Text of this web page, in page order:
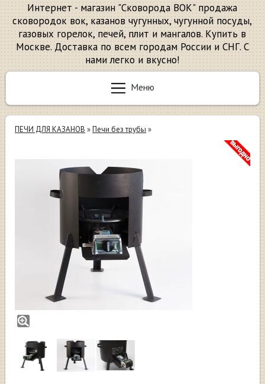
Интернет - магазин "Сковорода ВОК" продажа
сковородок вок, казанов чугунных, чугунной посуды,
газовых горелок, печей, плит и мангалов. Купить в
Москве. Доставка по всем городам России и СНГ. С
нами легко и вкусно!
Меню
ПЕЧИ ДЛЯ КАЗАНОВ »Печи без трубы »